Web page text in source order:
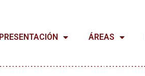
PRESENTACIÓN ÁREAS